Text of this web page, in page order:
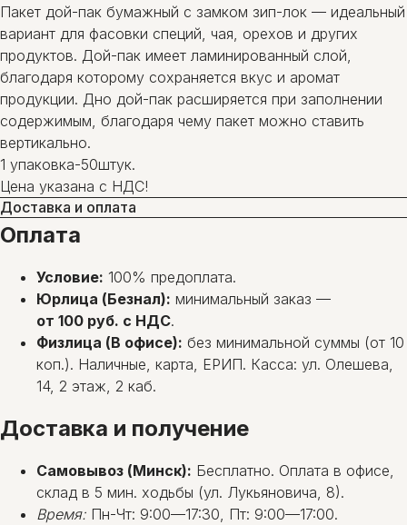
Пакет дой-пак бумажный с замком зип-лок — идеальный
вариант для фасовки специй, чая, орехов и других
продуктов. Дой-пак имеет ламинированный слой,
благодаря которому сохраняется вкус и аромат
продукции. Дно дой-пак расширяется при заполнении
содержимым, благодаря чему пакет можно ставить
вертикально.
1 упаковка-50штук.
Цена указана с НДС!
Доставка и оплата
Оплата
Условие: 100% предоплата.
Юрлица (Безнал): минимальный заказ —
от 100 руб. с НДС.
Физлица (В офисе): без минимальной суммы (от 10
коп.). Наличные, карта, ЕРИП. Касса: ул. Олешева,
14, 2 этаж, 2 каб.
Доставка и получение
Самовывоз (Минск): Бесплатно. Оплата в офисе,
склад в 5 мин. ходьбы (ул. Лукьяновича, 8).
Время: Пн-Чт: 9:00—17:30, Пт: 9:00—17:00.